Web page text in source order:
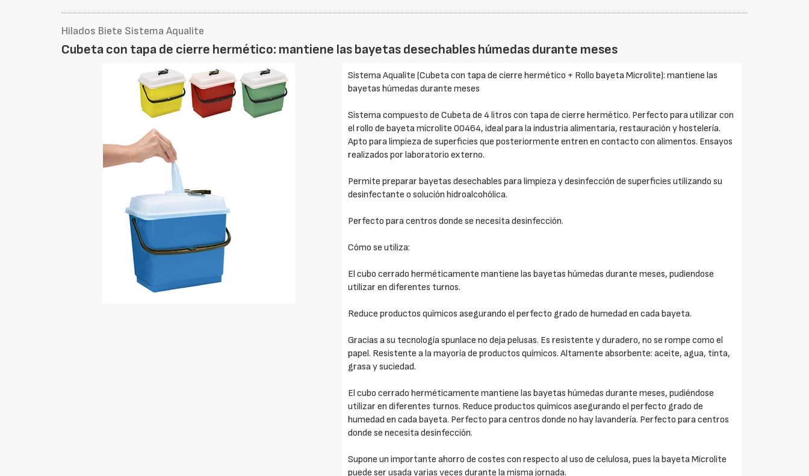
Hilados Biete Sistema Aqualite
Cubeta con tapa de cierre hermético: mantiene las bayetas desechables húmedas durante meses
Sistema Aqualite (Cubeta con tapa de cierre hermético + Rollo bayeta Microlite): mantiene las
bayetas húmedas durante meses
Sistema compuesto de Cubeta de 4 litros con tapa de cierre hermético. Perfecto para utilizar con
el rollo de bayeta microlite 00464, ideal para la industria alimentaria, restauración y hostelería.
Apto para limpieza de superficies que posteriormente entren en contacto con alimentos. Ensayos
realizados por laboratorio externo.
Permite preparar bayetas desechables para limpieza y desinfección de superficies utilizando su
desinfectante o solución hidroalcohólica.
Perfecto para centros donde se necesita desinfección.
Cómo se utiliza:
El cubo cerrado herméticamente mantiene las bayetas húmedas durante meses, pudiendose
utilizar en diferentes turnos.
Reduce productos químicos asegurando el perfecto grado de humedad en cada bayeta.
Gracias a su tecnología spunlace no deja pelusas. Es resistente y duradero, no se rompe como el
papel. Resistente a la mayoría de productos químicos. Altamente absorbente: aceite, agua, tinta,
grasa y suciedad.
El cubo cerrado herméticamente mantiene las bayetas húmedas durante meses, pudiéndose
utilizar en diferentes turnos. Reduce productos químicos asegurando el perfecto grado de
humedad en cada bayeta. Perfecto para centros donde no hay lavandería. Perfecto para centros
donde se necesita desinfección.
Supone un importante ahorro de costes con respecto al uso de celulosa, pues la bayeta Microlite
puede ser usada varias veces durante la misma jornada.